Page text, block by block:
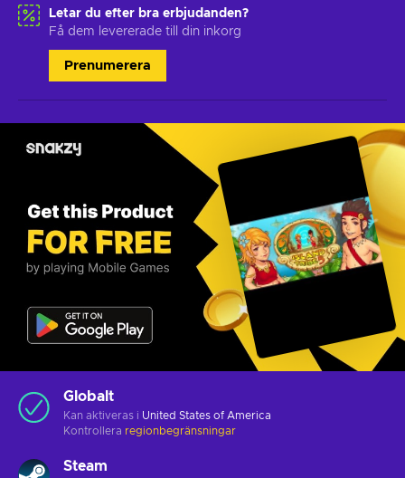
Letar du efter bra erbjudanden?
Få dem levererade till din inkorg
Prenumerera
Globalt
Kan aktiveras i United States of America
Kontrollera regionbegränsningar
Steam